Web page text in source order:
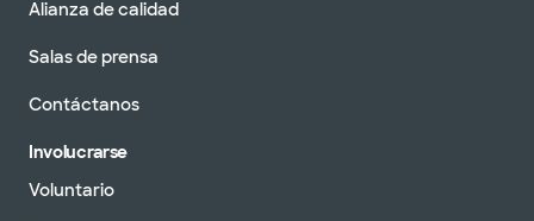
Alianza de calidad
Salas de prensa
Contáctanos
Involucrarse
Voluntario